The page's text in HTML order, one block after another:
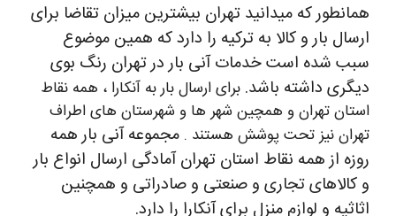
همانطور که میدانید تهران بیشترین میزان تقاضا برای
ارسال بار و کالا به ترکیه را دارد که همین موضوع
سبب شده است خدمات آنی بار در تهران رنگ بوی
دیگری داشته باشد. برای ارسال بار به آنکارا ، همه نقاط
استان تهران و همچین شهر ها و شهرستان های اطراف
تهران نیز تحت پوشش هستند . مجموعه آنی بار همه
روزه از همه نقاط استان تهران آمادگی ارسال انواع بار
و کالاهای تجاری و صنعتی و صادراتی و همچنین
اثاثیه و لوازم منزل برای آنکارا را دارد.